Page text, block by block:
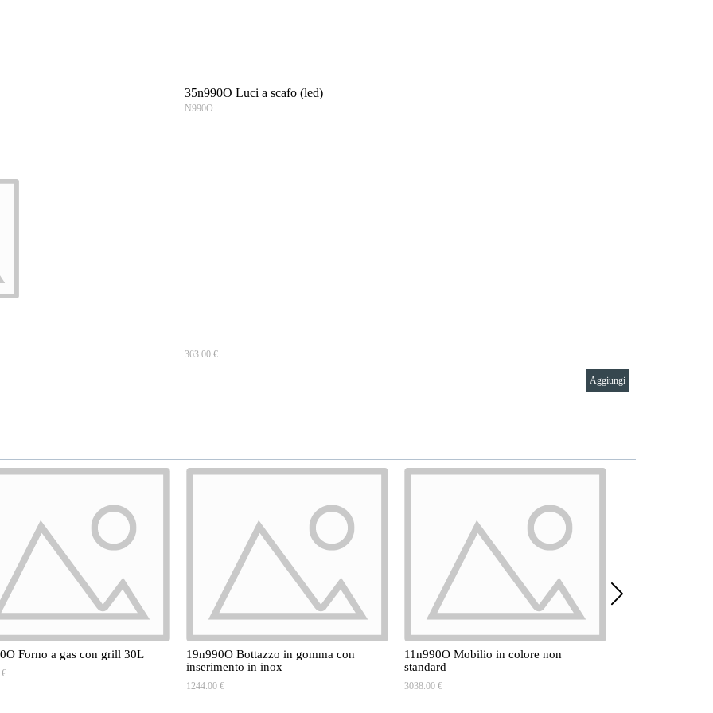
35n990O Luci a scafo (led)
N990O
363.00 €
Aggiungi
Forno a gas con grill 30L
€
19n990O Bottazzo in gomma con
inserimento in inox
1244.00 €
11n990O Mobilio in colore non
standard
3038.00 €